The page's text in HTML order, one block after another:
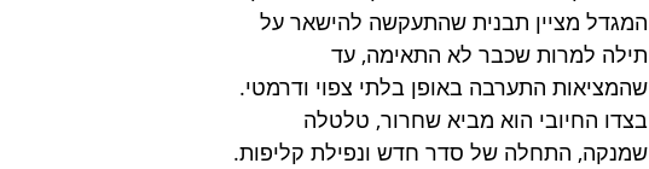
המגדל מציין תבנית שהתעקשה להישאר על
תילה למרות שכבר לא התאימה, עד
שהמציאות התערבה באופן בלתי צפוי ודרמטי.
בצדו החיובי הוא מביא שחרור, טלטלה
שמנקה, התחלה של סדר חדש ונפילת קליפות.